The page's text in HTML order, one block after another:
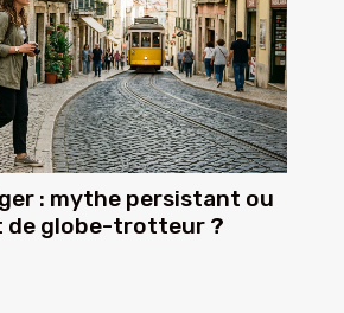
: mythe persistant ou
de globe-trotteur ?